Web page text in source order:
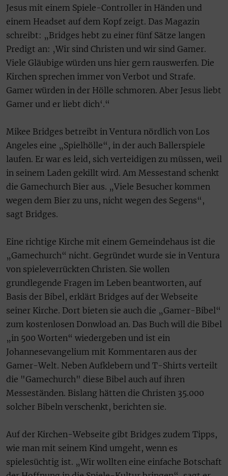
Jesus mit einem Spiele-Controller in Händen und
einem Headset auf dem Kopf zeigt. Das Magazin
schreibt: „Bridges hebt zu einer fünf Sätze langen
Predigt an: ‚Wir sind Christen und wir sind Gamer.
Viele Gläubige würden uns hier gern rauswerfen. Die
Kirchen sprechen immer von Verbot und Strafe.
Gamer würden in der Hölle schmoren. Aber Jesus liebt
Gamer und er liebt dich‘.“
Mikee Bridges betreibt in Ventura nördlich von Los
Angeles eine „Spielhölle“, in der auch Ballerspiele
laufen. Er war es leid, sich verteidigen zu müssen, weil
in seinem Laden gekillt wird. Am Messestand schenkt
die Gamechurch Bier aus. „Viele Besucher kommen
wegen dem Bier zu uns, nicht wegen des Segens“,
sagt Bridges.
Eine richtige Kirche mit einem Gemeindehaus ist die
„Gamechurch“ nicht. Gegründet wurde sie in Ventura
von spieleverrückten Christen. Sie wollen
grundlegende Fragen im Leben beantworten, auf
Basis der Bibel, erklärt Bridges auf der Webseite
seiner Kirche. Dort bieten sie auch die „Gamer-Bibel“
zum kostenlosen Donwload an. Das Buch will die Bibel
„in 500 Worten“ wiedergeben und ist ein
Johannesevangelium mit Kommentaren aus der
Gamer-Welt. Neben Aufklebern und T-Shirts verteilt
die "Gamechurch" diese Bibel auch auf ihren
Messeständen. Bislang hätten die Christen 35.000
solcher Bibeln verschenkt, berichten sie.
Auf der Kirchen-Webseite gibt Bridges zudem Tipps,
wie man mit seinem Kind umgeht, wenn es
spielesüchtig ist. „Wir wollten eine einfache Botschaft